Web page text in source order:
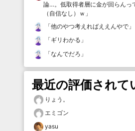
論…。低取得者層に金が回らんっ
（自信なし）ｗ 」
「他のやつ考えればええんやで 」
「ギリわかる 」
「なんでだろ 」
最近の評価されて
りょう。
エミゴン
yasu